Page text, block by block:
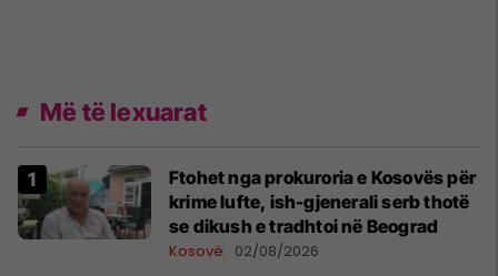
Më të lexuarat
Ftohet nga prokuroria e Kosovës për
krime lufte, ish-gjenerali serb thotë
se dikush e tradhtoi në Beograd
Kosovë 02/08/2026